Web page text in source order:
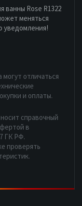
ванны Rose R1322
меняться
уведомления!
отличаться
и оплаты.
справочный
в
ГК РФ.
проверять